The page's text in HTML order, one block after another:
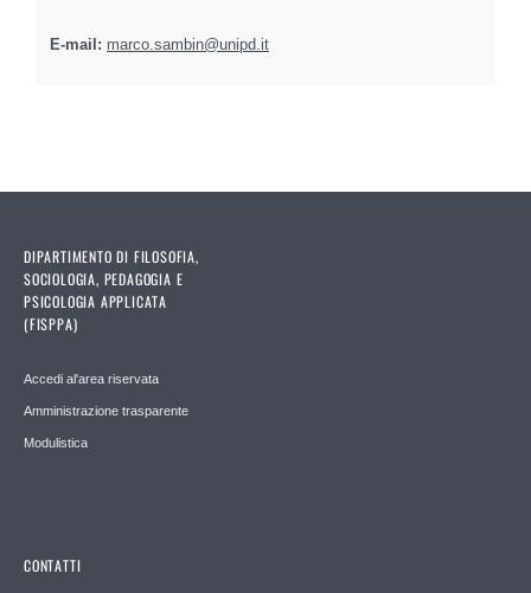
E-mail: marco.sambin@unipd.it
DIPARTIMENTO DI FILOSOFIA,
SOCIOLOGIA, PEDAGOGIA E
PSICOLOGIA APPLICATA
(FISPPA)
Accedi al'area riservata
Amministrazione trasparente
Modulistica
CONTATTI